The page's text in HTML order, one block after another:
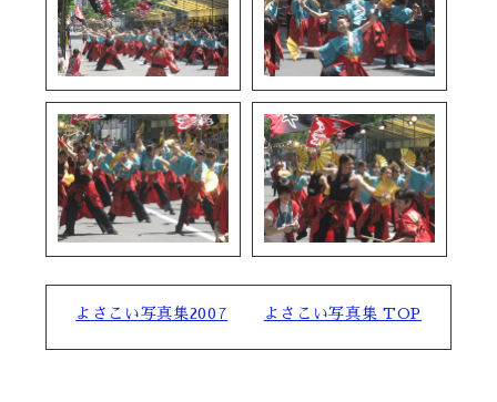
よさこい写真集2007 よさこい写真集 TOP